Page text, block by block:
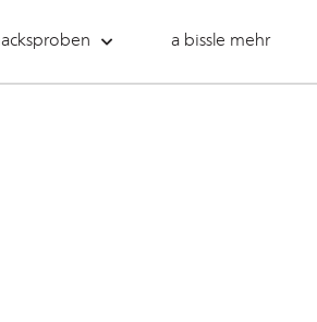
a bissle mehr